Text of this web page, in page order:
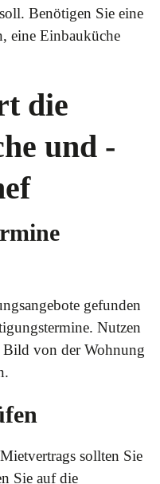
Benötigen Sie eine
eine Einbauküche
die
und -
gefunden
Nutzen
Bild von der Wohnung
sollten Sie
Sie auf die